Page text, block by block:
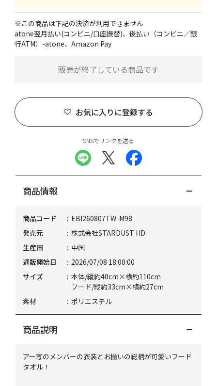
※この商品は下記の決済が利用できません
atone翌月払い(コンビニ/口座振替)、後払い（コンビニ／銀
行ATM）-atone、Amazon Pay
お気に入りに登録する
販売が終了している商品です
SNSでリンクを送る
商品情報
商品コード
EBI260807TW-M98
発売元
株式会社STARDUST HD.
生産国
中国
通販開始日
2026/07/08 18:00:00
サイズ
本体/縦約40cm×横約110cm
フード/縦約33cm×横約27cm
素材
ポリエステル
商品説明
アー写のメンバーの衣装とお揃いの総柄が可愛いフード
タオル！